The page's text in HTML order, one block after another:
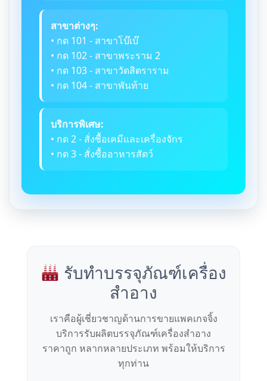
สาขาต่างๆ:
• กด 101 - สาขาโบ๊เบ๊
• กด 102 - สาขาพระราม 2
• กด 103 - สาขาวัดสิตราราม
• กด 104 - สาขาพันท้าย
บริการพิเศษ:
• กด 2 - สั่งซื้อเคมีและเครื่องจักร
• กด 3 - สั่งซื้ออาหารสัตว์
รับทำบรรจุภัณฑ์เครื่อง
สำอาง
เราคือผู้เชี่ยวชาญด้านการขายแพคเกจจิ้ง
บริการรับผลิตบรรจุภัณฑ์เครื่องสำอาง
ราคาถูก หลากหลายประเภท พร้อมให้บริการ
ทุกท่าน